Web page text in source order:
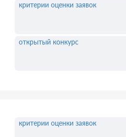
критерии оценки заявок
открытый конкурс
критерии оценки заявок